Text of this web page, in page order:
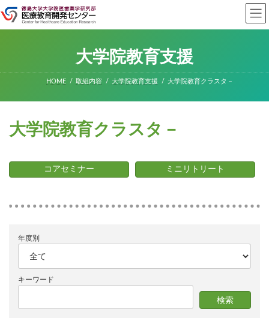
ン
プ
ビ
動
大学院教育支援
HOME 取組内容 大学院教育支援 大学院教育クラスタ－
大学院教育クラスタ－
コアセミナー ミニリトリート
年度別
キーワード